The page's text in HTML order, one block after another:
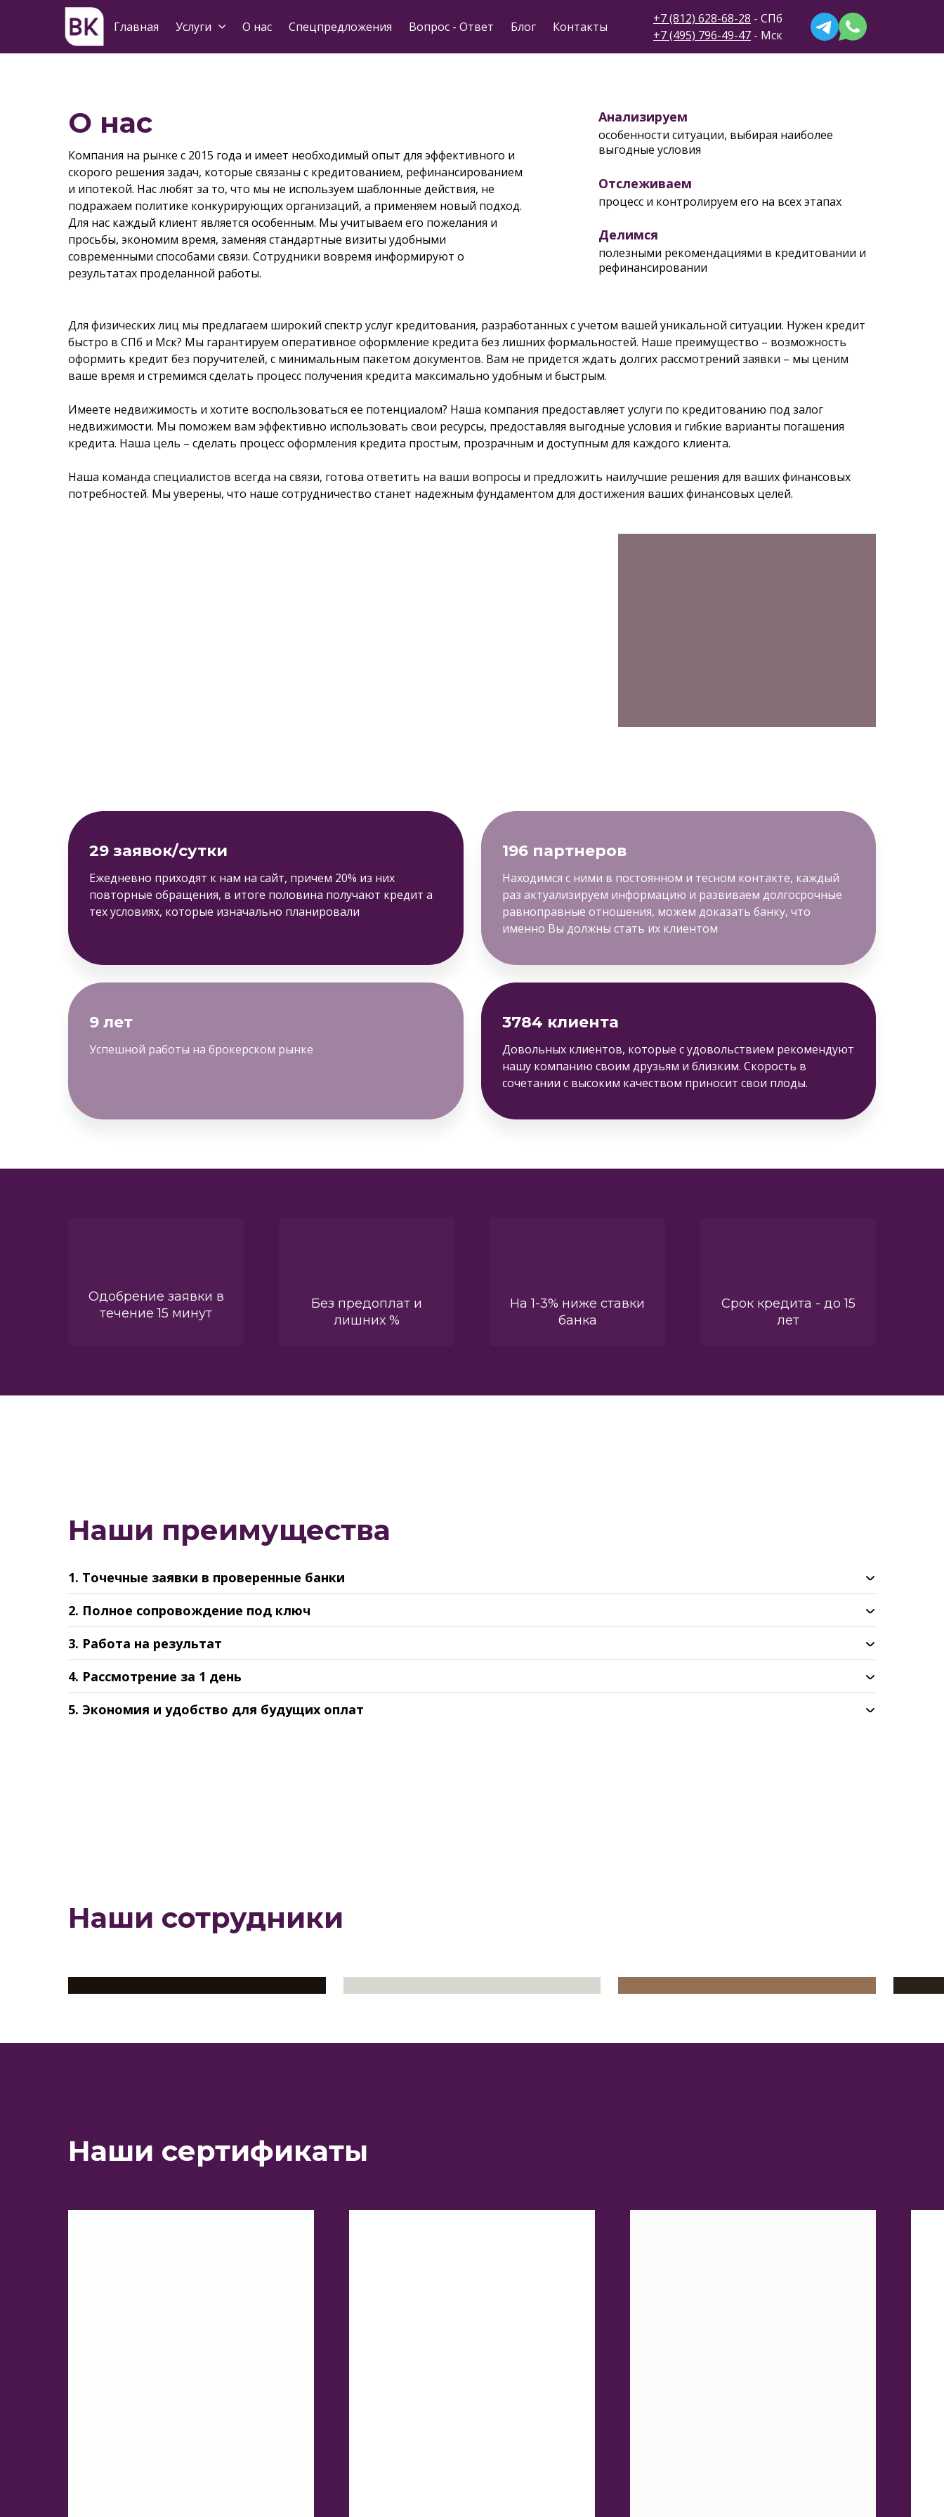
Главная Услуги О нас Спецпредложения Вопрос - Ответ Блог Контакты
+7 (812) 628-68-28 - СПб
+7 (495) 796-49-47 - Мск
О нас
Компания на рынке с 2015 года и имеет необходимый опыт для эффективного и
скорого решения задач, которые связаны с кредитованием, рефинансированием
и ипотекой. Нас любят за то, что мы не используем шаблонные действия, не
подражаем политике конкурирующих организаций, а применяем новый подход.
Для нас каждый клиент является особенным. Мы учитываем его пожелания и
просьбы, экономим время, заменяя стандартные визиты удобными
современными способами связи. Сотрудники вовремя информируют о
результатах проделанной работы.
Анализируем
особенности ситуации, выбирая наиболее
выгодные условия
Отслеживаем
процесс и контролируем его на всех этапах
Делимся
полезными рекомендациями в кредитовании и
рефинансировании
Для физических лиц мы предлагаем широкий спектр услуг кредитования, разработанных с учетом вашей уникальной ситуации. Нужен кредит
быстро в СПб и Мск? Мы гарантируем оперативное оформление кредита без лишних формальностей. Наше преимущество – возможность
оформить кредит без поручителей, с минимальным пакетом документов. Вам не придется ждать долгих рассмотрений заявки – мы ценим
ваше время и стремимся сделать процесс получения кредита максимально удобным и быстрым.
Имеете недвижимость и хотите воспользоваться ее потенциалом? Наша компания предоставляет услуги по кредитованию под залог
недвижимости. Мы поможем вам эффективно использовать свои ресурсы, предоставляя выгодные условия и гибкие варианты погашения
кредита. Наша цель – сделать процесс оформления кредита простым, прозрачным и доступным для каждого клиента.
Наша команда специалистов всегда на связи, готова ответить на ваши вопросы и предложить наилучшие решения для ваших финансовых
потребностей. Мы уверены, что наше сотрудничество станет надежным фундаментом для достижения ваших финансовых целей.
29 заявок/сутки
Ежедневно приходят к нам на сайт, причем 20% из них
повторные обращения, в итоге половина получают кредит а
тех условиях, которые изначально планировали
196 партнеров
Находимся с ними в постоянном и тесном контакте, каждый
раз актуализируем информацию и развиваем долгосрочные
равноправные отношения, можем доказать банку, что
именно Вы должны стать их клиентом
9 лет
Успешной работы на брокерском рынке
3784 клиента
Довольных клиентов, которые с удовольствием рекомендуют
нашу компанию своим друзьям и близким. Скорость в
сочетании с высоким качеством приносит свои плоды.
Одобрение заявки в
течение 15 минут
Без предоплат и
лишних %
На 1-3% ниже ставки
банка
Срок кредита - до 15
лет
Наши преимущества
1. Точечные заявки в проверенные банки
2. Полное сопровождение под ключ
3. Работа на результат
4. Рассмотрение за 1 день
5. Экономия и удобство для будущих оплат
Наши сотрудники
Наши сертификаты